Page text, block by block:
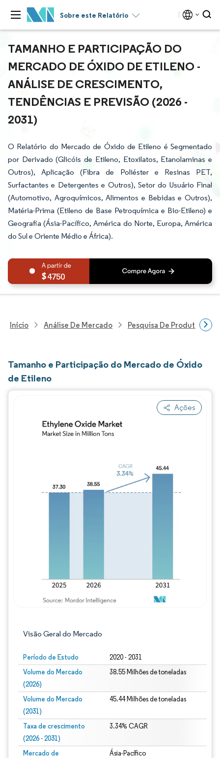
Sobre este Relatório
TAMANHO E PARTICIPAÇÃO DO
MERCADO DE ÓXIDO DE ETILENO -
ANÁLISE DE CRESCIMENTO,
TENDÊNCIAS E PREVISÃO (2026 -
2031)
O Relatório do Mercado de Óxido de Etileno é Segmentado
por Derivado (Glicóis de Etileno, Etoxilatos, Etanolaminas e
Outros), Aplicação (Fibra de Poliéster e Resinas PET,
Surfactantes e Detergentes e Outros), Setor do Usuário Final
(Automotivo, Agroquímicos, Alimentos e Bebidas e Outros),
Matéria-Prima (Etileno de Base Petroquímica e Bio-Etileno) e
Geografia (Ásia-Pacífico, América do Norte, Europa, América
do Sul e Oriente Médio e África).
4750
Início Análise De Mercado Pesquisa De Produtos
Tamanho e Participação do Mercado de Óxido
de Etileno
Ações
Visão Geral do Mercado
Período de Estudo 2020 - 2031
Volume do Mercado
(2026)
38.55 Milhões de toneladas
Volume do Mercado
(2031)
45.44 Milhões de toneladas
Taxa de crescimento
(2026 - 2031)
3.34% CAGR
Mercado de
Ásia-Pacífico